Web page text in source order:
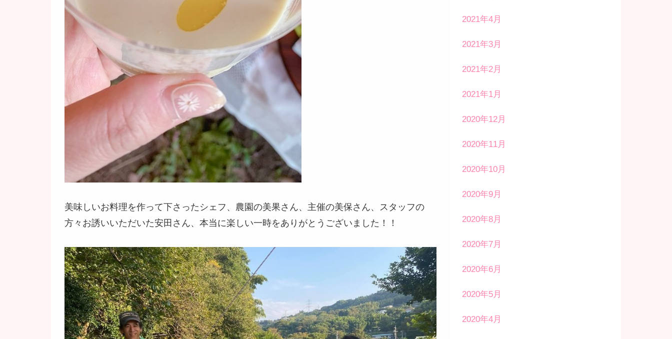
美味しいお料理を作って下さったシェフ、農園の美果さん、主催の美保さん、スタッフの
方々お誘いいただいた安田さん、本当に楽しい一時をありがとうございました！！
2021年4月
2021年3月
2021年2月
2021年1月
2020年12月
2020年11月
2020年10月
2020年9月
2020年8月
2020年7月
2020年6月
2020年5月
2020年4月